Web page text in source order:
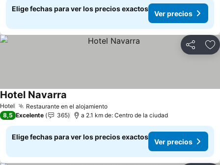
Elige fechas para ver los precios exactos
Ver precios
Compartir
Hotel Restaurante en el alojamientoVer precios
Hotel Navarra
8,5 Excelente 365 a 2.1 km de: Centro de la ciudad
Elige fechas para ver los precios exactos
Ver precios